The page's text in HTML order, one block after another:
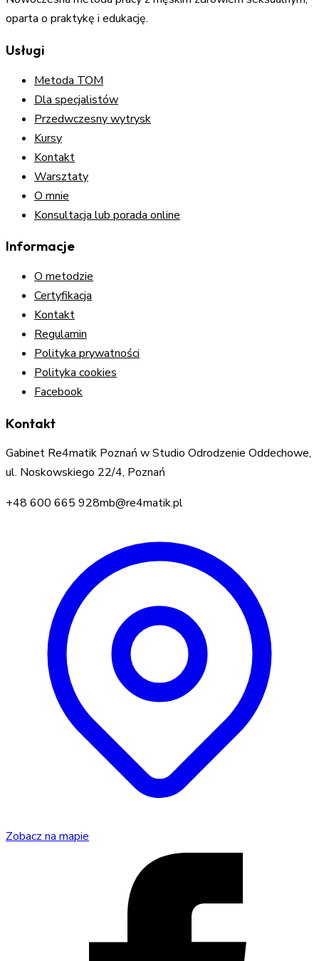
oparta o praktykę i edukację.
Usługi
Metoda TOM
Dla specjalistów
Przedwczesny wytrysk
Kursy
Kontakt
Warsztaty
O mnie
Konsultacja lub porada online
Informacje
O metodzie
Certyfikacja
Kontakt
Regulamin
Polityka prywatności
Polityka cookies
Facebook
Kontakt
Gabinet Re4matik Poznań w Studio Odrodzenie Oddechowe,
ul. Noskowskiego 22/4, Poznań
+48 600 665 928mb@re4matik.pl
Zobacz na mapie